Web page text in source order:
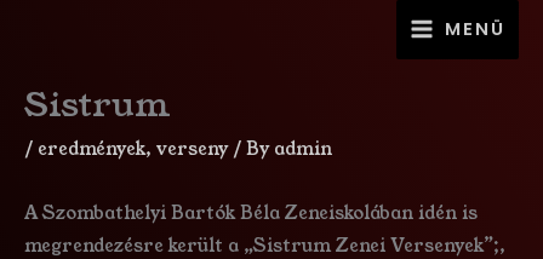
MAIN
MENU
MENÜ
Sistrum
/ eredmények, verseny/ By admin
A Szombathelyi Bartók Béla Zeneiskolában idén is
megrendezésre került a „Sistrum Zenei Versenyek”;,